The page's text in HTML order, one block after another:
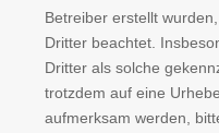
Betreiber erstellt
Dritter beachtet.
Dritter als solche
trotzdem auf eine
aufmerksam werden,